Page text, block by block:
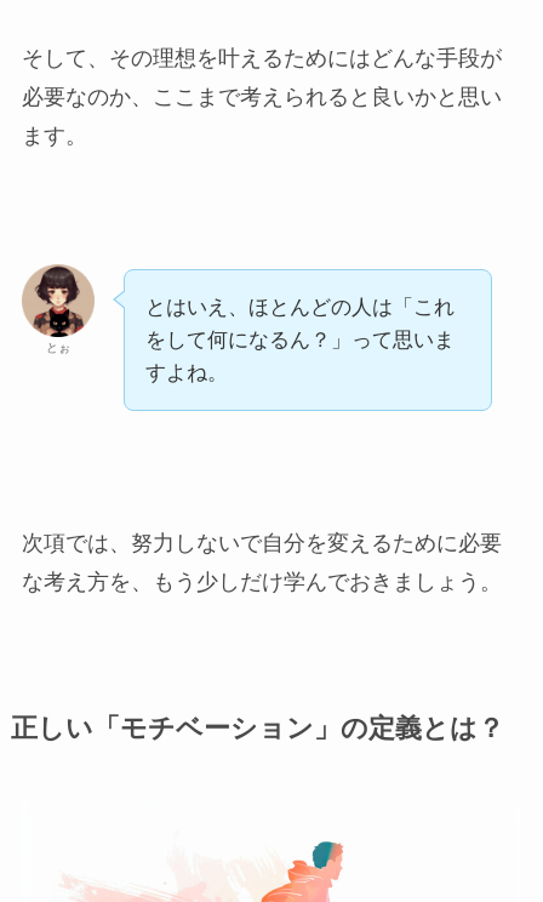
そして、その理想を叶えるためにはどんな手段が
必要なのか、ここまで考えられると良いかと思い
ます。
とぉ
とはいえ、ほとんどの人は「これ
をして何になるん？」って思いま
すよね。
次項では、努力しないで自分を変えるために必要
な考え方を、もう少しだけ学んでおきましょう。
正しい「モチベーション」の定義とは？